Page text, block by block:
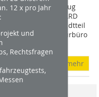
12 x pro Jahr
und
Rechtsfragen
für den Umzug
(sozusagen die ARD
Kopenhagener Stadtteil
Architekturbüro
Arkitekter...
mehr